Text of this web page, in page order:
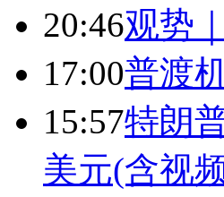
20:46观势
17:00普渡
15:57特朗
美元(含视